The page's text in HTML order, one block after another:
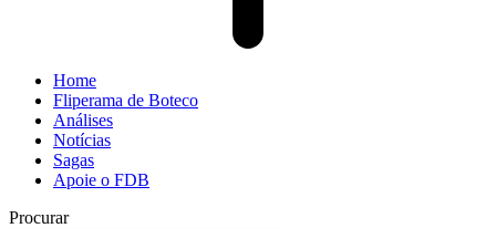
Home
Fliperama de Boteco
Análises
Notícias
Sagas
Apoie o FDB
Procurar